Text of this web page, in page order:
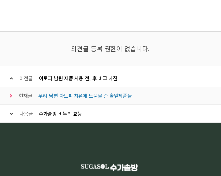
의견글 등록 권한이 없습니다.
이전글 아토피 남편 제품 사용 전, 후 비교 사진
현재글 우리 남편 아토피 치유에 도움을 준 솔잎제품들
다음글 수가솔방 비누의 효능